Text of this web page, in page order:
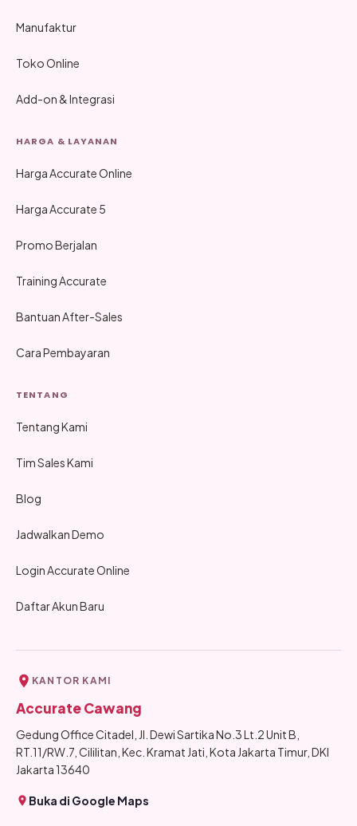
Manufaktur
Toko Online
Add-on & Integrasi
HARGA & LAYANAN
Harga Accurate Online
Harga Accurate 5
Promo Berjalan
Training Accurate
Bantuan After-Sales
Cara Pembayaran
TENTANG
Tentang Kami
Tim Sales Kami
Blog
Jadwalkan Demo
Login Accurate Online
Daftar Akun Baru
KANTOR KAMI
Accurate Cawang
Gedung Office Citadel, Jl. Dewi Sartika No.3 Lt.2 Unit B,
RT.11/RW.7, Cililitan, Kec. Kramat Jati, Kota Jakarta Timur, DKI
Jakarta 13640
Buka di Google Maps